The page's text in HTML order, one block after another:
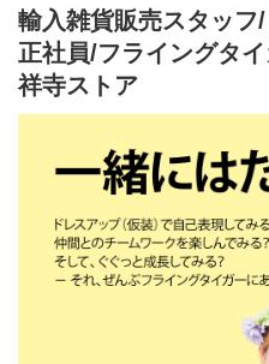
フライング タイガー コペンハ
くつかのエリアに分かれていま
各エリアの責任者がカテゴリー
す。
入社後は、まずカテゴリーマネ
す。
本店所在地及び本社・営業本部：
輸入雑貨販売スタッフ
正社員/フライングタ
祥寺ストア